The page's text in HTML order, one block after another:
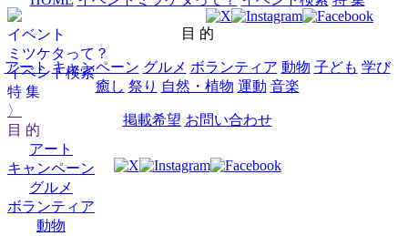
イベント
ミツケタって？
イベント検索
特 集
〉
目 的
アート
キャンペーン
グルメ
ボランティア
動物
目 的
アート キャンペーン グルメ ボランティア 動物 子ども 学び
癒し 祭り 自然・植物 運動 音楽
掲載希望 お問い合わせ